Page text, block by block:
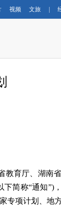
视频 文旅
教育厅、湖南
下简称“通知”)
专项计划、地